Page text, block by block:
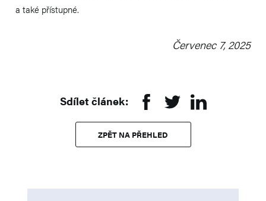
a také přístupné.
Červenec 7, 2025
ZPĚT NA PŘEHLED
Sdílet článek: